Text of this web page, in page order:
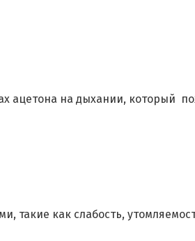
ацетона на дыхании, который
такие как слабость,